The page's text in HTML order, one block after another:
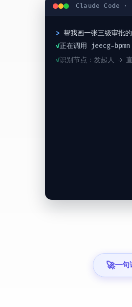
Claude Code ·
> 帮我画一张三级审批
✓正在调用 jeecg-
✓识别节点：发起人 →
🚀一句